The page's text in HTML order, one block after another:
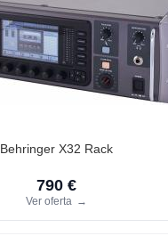
Behringer X32 Rack
790 €
Ver oferta →